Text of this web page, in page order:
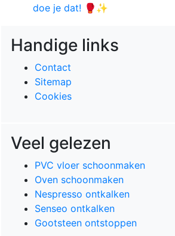
doe je dat! 🥊✨
Handige links
Contact
Sitemap
Cookies
Veel gelezen
PVC vloer schoonmaken
Oven schoonmaken
Nespresso ontkalken
Senseo ontkalken
Gootsteen ontstoppen